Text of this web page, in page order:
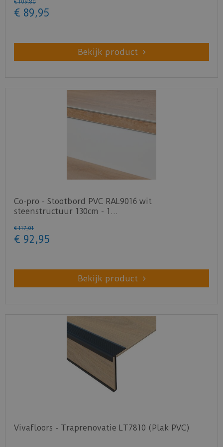
€ 109,80
€ 89,95
Bekijk product
Co-pro - Stootbord PVC RAL9016 wit
steenstructuur 130cm - 1…
€ 117,01
€ 92 ,95
Bekijk product
Vivafloors - Traprenovatie LT7810 (Plak PVC)